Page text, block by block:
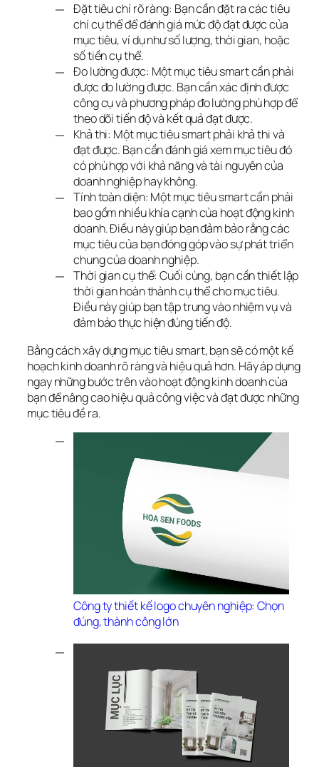
Đặt tiêu chí rõ ràng: Bạn cần đặt ra các tiêu
chí cụ thể để đánh giá mức độ đạt được của
mục tiêu, ví dụ như số lượng, thời gian, hoặc
số tiền cụ thể.
Đo lường được: Một mục tiêu smart cần phải
được đo lường được. Bạn cần xác định được
công cụ và phương pháp đo lường phù hợp để
theo dõi tiến độ và kết quả đạt được.
Khả thi: Một mục tiêu smart phải khả thi và
đạt được. Bạn cần đánh giá xem mục tiêu đó
có phù hợp với khả năng và tài nguyên của
doanh nghiệp hay không.
Tính toàn diện: Một mục tiêu smart cần phải
bao gồm nhiều khía cạnh của hoạt động kinh
doanh. Điều này giúp bạn đảm bảo rằng các
mục tiêu của bạn đóng góp vào sự phát triển
chung của doanh nghiệp.
Thời gian cụ thể: Cuối cùng, bạn cần thiết lập
thời gian hoàn thành cụ thể cho mục tiêu.
Điều này giúp bạn tập trung vào nhiệm vụ và
đảm bảo thực hiện đúng tiến độ.
Bằng cách xây dựng mục tiêu smart, bạn sẽ có một kế
hoạch kinh doanh rõ ràng và hiệu quả hơn. Hãy áp dụng
ngay những bước trên vào hoạt động kinh doanh của
bạn để nâng cao hiệu quả công việc và đạt được những
mục tiêu đề ra.
Công ty thiết kế logo chuyên nghiệp: Chọn
đúng, thành công lớn